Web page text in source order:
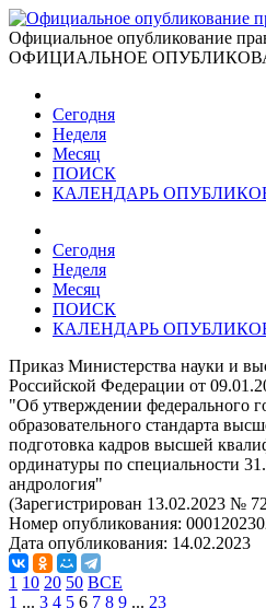
Официальное опубликование
ОФИЦИАЛЬНОЕ
Сегодня
Неделя
Месяц
ПОИСК
КАЛЕНДАРЬ
Сегодня
Неделя
Месяц
ПОИСК
КАЛЕНДАРЬ
Приказ Министерства науки и
Российской Федерации от
"Об утверждении федерального
образовательного стандарта
подготовка кадров высшей
ординатуры по специальности
андрология"
(Зарегистрирован 13.02.2023 №
Номер опубликования:
Дата опубликования: 14.02.2023
1 10 20 50 ВСЕ
1 ... 3 4 5 6 7 8 9 ... 23